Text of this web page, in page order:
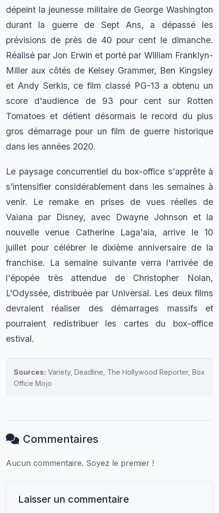
dépeint la jeunesse militaire de George Washington
durant la guerre de Sept Ans, a dépassé les
prévisions de près de 40 pour cent le dimanche.
Réalisé par Jon Erwin et porté par William Franklyn-
Miller aux côtés de Kelsey Grammer, Ben Kingsley
et Andy Serkis, ce film classé PG-13 a obtenu un
score d'audience de 93 pour cent sur Rotten
Tomatoes et détient désormais le record du plus
gros démarrage pour un film de guerre historique
dans les années 2020.
Le paysage concurrentiel du box-office s'apprête à
s'intensifier considérablement dans les semaines à
venir. Le remake en prises de vues réelles de
Vaiana par Disney, avec Dwayne Johnson et la
nouvelle venue Catherine Laga'aia, arrive le 10
juillet pour célébrer le dixième anniversaire de la
franchise. La semaine suivante verra l'arrivée de
l'épopée très attendue de Christopher Nolan,
L'Odyssée, distribuée par Universal. Les deux films
devraient réaliser des démarrages massifs et
pourraient redistribuer les cartes du box-office
estival.
Sources: Variety, Deadline, The Hollywood Reporter, Box
Office Mojo
Commentaires
Aucun commentaire. Soyez le premier !
Laisser un commentaire